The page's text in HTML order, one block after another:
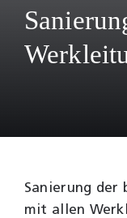
Über uns
Referenzen
WebGIS
Sanierung der
mit allen